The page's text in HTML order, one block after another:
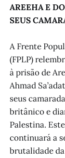
AREEHA E
SEUS
A Frente
(FPLP)
à prisão de
Ahmad
seus
britânico e
Palestina.
continuará a
brutalidade